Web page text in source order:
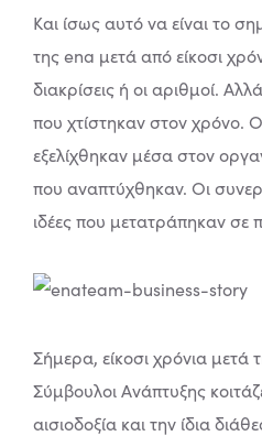
Και ίσως αυτό να είναι το
της ena μετά από είκοσι
διακρίσεις ή οι αριθμοί.
που χτίστηκαν στον χρόνο.
εξελίχθηκαν μέσα στον
που αναπτύχθηκαν. Οι
ιδέες που μετατράπηκαν σε
Σήμερα, είκοσι χρόνια μετά
Σύμβουλοι Ανάπτυξης
αισιοδοξία και την ίδια